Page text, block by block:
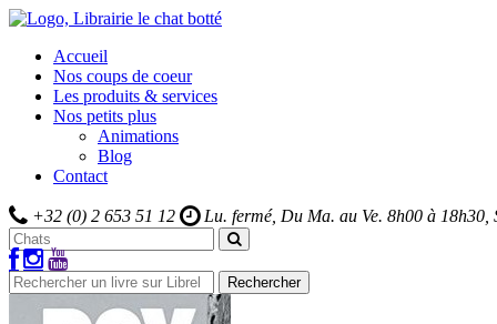
Accueil
Nos coups de coeur
Les produits & services
Nos petits plus
Animations
Blog
Contact
+32 (0) 2 653 51 12 Lu. fermé, Du Ma. au Ve. 8h00 à 18h30,
Rechercher